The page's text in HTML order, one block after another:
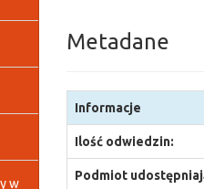
w
Metadane
Informacje
Ilość odwiedzin:
Podmiot